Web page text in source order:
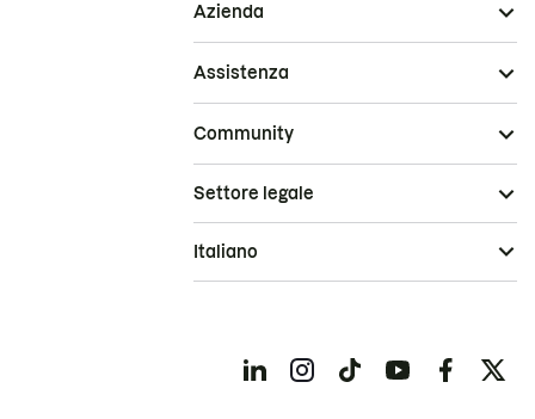
Azienda
Assistenza
Community
Settore legale
Italiano